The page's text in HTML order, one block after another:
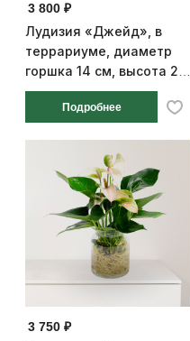
3 800 ₽
Лудизия «Джейд», в
террариуме, диаметр
горшка 14 см, высота 25
см
Подробнее
3 750 ₽